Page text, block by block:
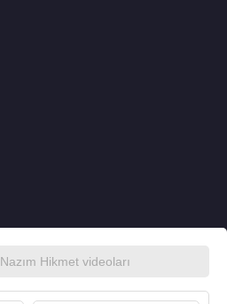
Nazım Hikmet videoları